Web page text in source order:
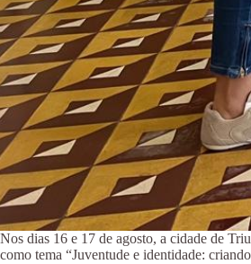
Nos dias 16 e 17 de agosto, a cidade de
como tema “Juventude e identidade: